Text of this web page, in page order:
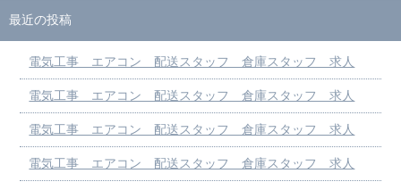
最近の投稿
電気工事 エアコン 配送スタッフ 倉庫スタッフ 求人
電気工事 エアコン 配送スタッフ 倉庫スタッフ 求人
電気工事 エアコン 配送スタッフ 倉庫スタッフ 求人
電気工事 エアコン 配送スタッフ 倉庫スタッフ 求人